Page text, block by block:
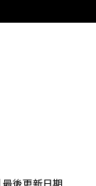
後更新日期